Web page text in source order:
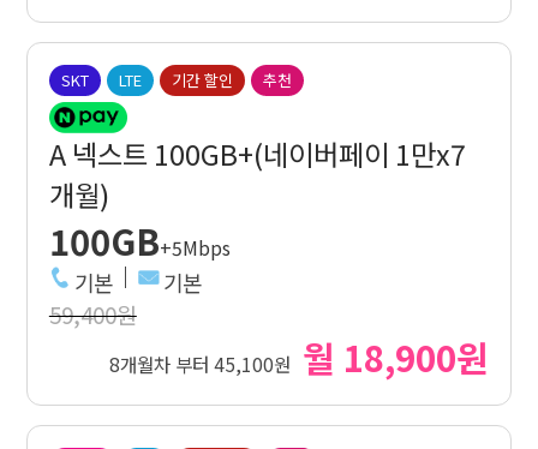
SKT LTE 기간 할인 추천
A 넥스트 100GB+(네이버페이 1만x7
개월)
100GB+5Mbps
기본 기본
59,400원
8개월차 부터 45,100원 월 18,900원